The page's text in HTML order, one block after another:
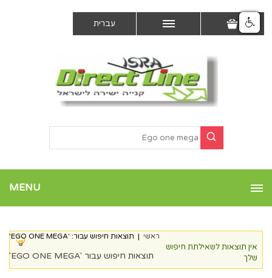
עברית
MENU
ראשי | תוצאות חיפוש עבור: 'EGO ONE MEGA'
תוצאות חיפוש עבור 'EGO ONE MEGA'
אין תוצאות לשאילתת חיפוש
שלך